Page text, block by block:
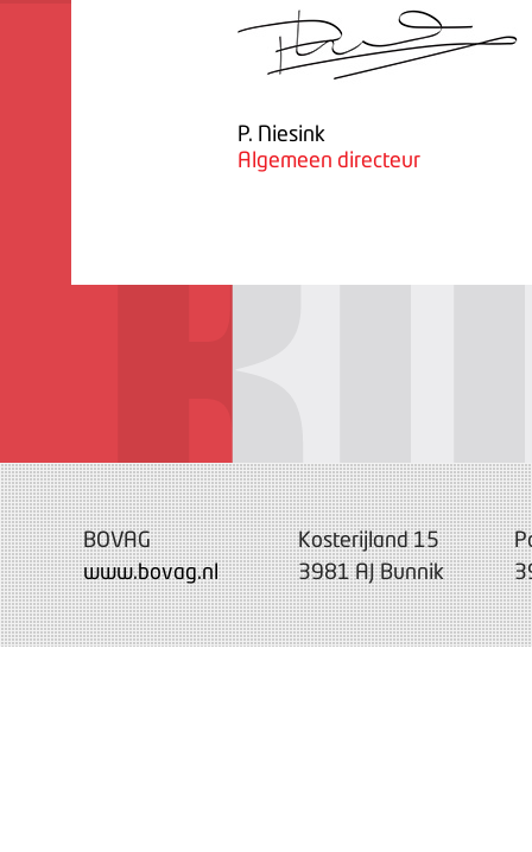
P. Niesink
Algemeen directeur
BOVAG
www.bovag.nl
Kosterijland 15
3981 AJ Bunnik